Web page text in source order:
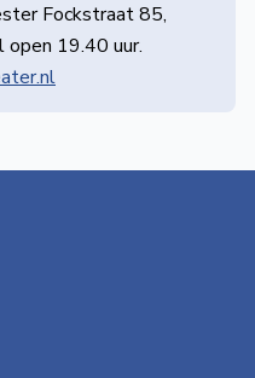
Fockstraat 85,
19.40 uur.